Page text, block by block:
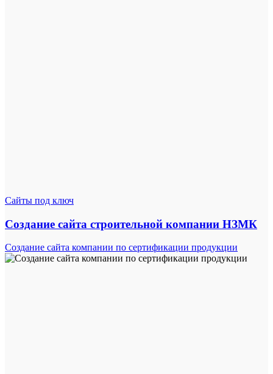
Сайты под ключ
Создание сайта строительной компании НЗМК
Создание сайта компании по сертификации продукции